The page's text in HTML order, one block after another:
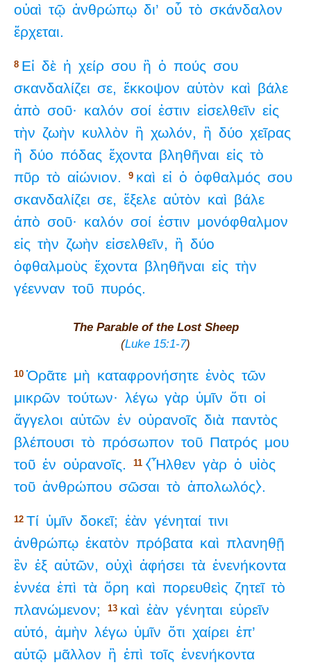
οὐαὶ τῷ ἀνθρώπῳ δι’ οὗ τὸ σκάνδαλον
ἔρχεται.
8 Εἰ δὲ ἡ χείρ σου ἢ ὁ πούς σου
σκανδαλίζει σε, ἔκκοψον αὐτὸν καὶ βάλε
ἀπὸ σοῦ· καλόν σοί ἐστιν εἰσελθεῖν εἰς
τὴν ζωὴν κυλλὸν ἢ χωλόν, ἢ δύο χεῖρας
ἢ δύο πόδας ἔχοντα βληθῆναι εἰς τὸ
πῦρ τὸ αἰώνιον. 9 καὶ εἰ ὁ ὀφθαλμός σου
σκανδαλίζει σε, ἔξελε αὐτὸν καὶ βάλε
ἀπὸ σοῦ· καλόν σοί ἐστιν μονόφθαλμον
εἰς τὴν ζωὴν εἰσελθεῖν, ἢ δύο
ὀφθαλμοὺς ἔχοντα βληθῆναι εἰς τὴν
γέενναν τοῦ πυρός.
The Parable of the Lost Sheep
(Luke 15:1-7)
10 Ὁρᾶτε μὴ καταφρονήσητε ἑνὸς τῶν
μικρῶν τούτων· λέγω γὰρ ὑμῖν ὅτι οἱ
ἄγγελοι αὐτῶν ἐν οὐρανοῖς διὰ παντὸς
βλέπουσι τὸ πρόσωπον τοῦ Πατρός μου
τοῦ ἐν οὐρανοῖς. 11 ⧼Ἦλθεν γὰρ ὁ υἱὸς
τοῦ ἀνθρώπου σῶσαι τὸ ἀπολωλός⧽.
12 Τί ὑμῖν δοκεῖ; ἐὰν γένηταί τινι
ἀνθρώπῳ ἑκατὸν πρόβατα καὶ πλανηθῇ
ἓν ἐξ αὐτῶν, οὐχὶ ἀφήσει τὰ ἐνενήκοντα
ἐννέα ἐπὶ τὰ ὄρη καὶ πορευθεὶς ζητεῖ τὸ
πλανώμενον;
13 καὶ ἐὰν γένηται εὑρεῖν
αὐτό, ἀμὴν λέγω ὑμῖν ὅτι χαίρει ἐπ’
αὐτῷ μᾶλλον ἢ ἐπὶ τοῖς ἐνενήκοντα